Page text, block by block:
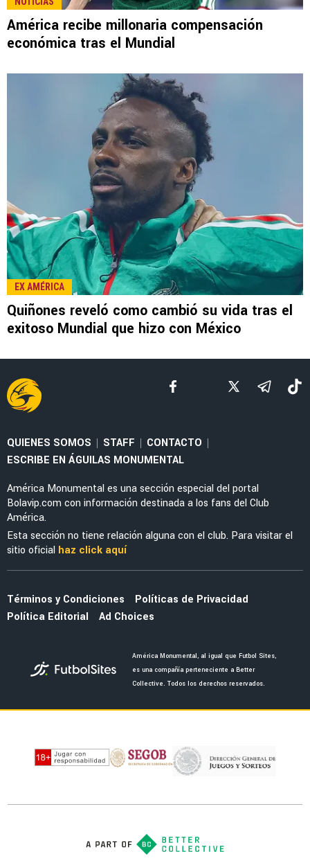
LEE TAMBIÉN
SELECCIÓN MEXICANA
Julián Quiñones habló de su polémica salida
ante Inglaterra
La remodelación del Estadio Azteca provoca